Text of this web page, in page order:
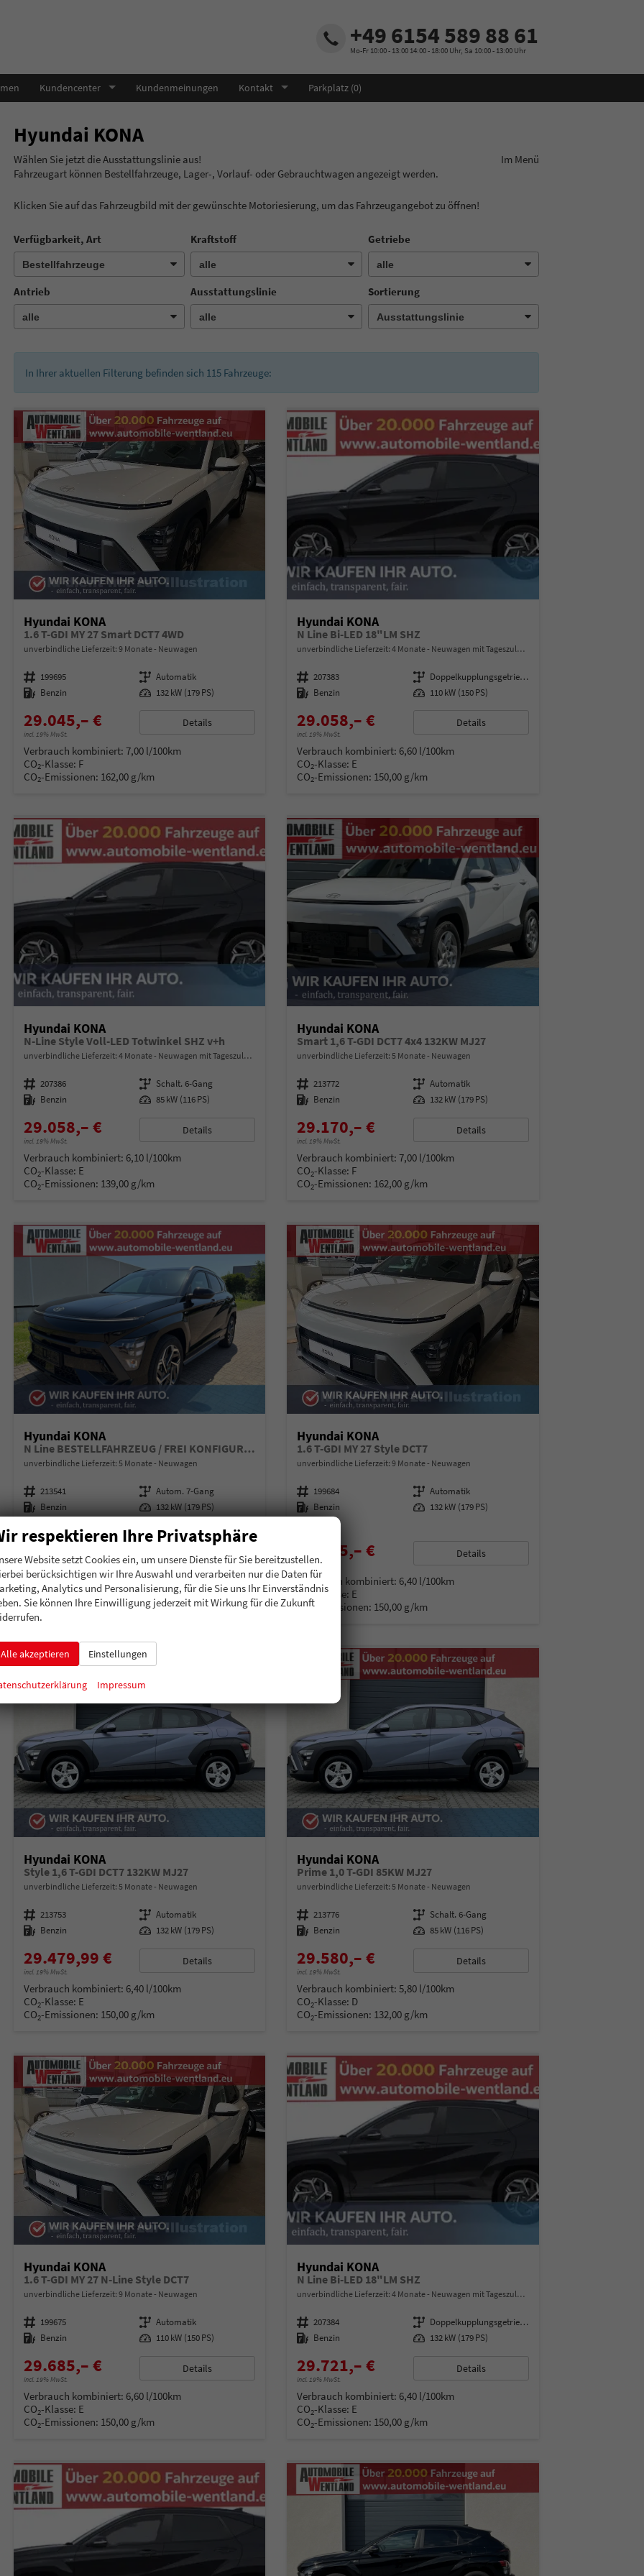
+49 6154 589 88 61
Mo-Fr 10:00 - 13:00 14:00 - 18:00 Uhr, Sa 10:00 - 13:00 Uhr
Kundencenter Kundenmeinungen Kontakt Parkplatz (0)
Hyundai KONA
Wählen Sie jetzt die Ausstattungslinie aus! Im Menü
Fahrzeugart können Bestellfahrzeuge, Lager-, Vorlauf- oder Gebrauchtwagen angezeigt werden.
Klicken Sie auf das Fahrzeugbild mit der gewünschte Motoriesierung, um das Fahrzeugangebot zu öffnen!
Verfügbarkeit, Art Kraftstoff Getriebe
Antrieb Ausstattungslinie Sortierung
In Ihrer aktuellen Filterung befinden sich 115Fahrzeuge:
Hyundai KONA
1.6 T-GDI MY 27 Smart DCT7 4WD
unverbindliche Lieferzeit: 9 Monate Neuwagen
Fahrzeugnummer 199695 Getriebe Automatik
Kraftstoff Benzin Leistung 132 kW (179 PS)
29.045,– €
incl. 19% MwSt.
Details
Verbrauch kombiniert: 7,00 l/100km
CO2-Klasse: F
CO2-Emissionen: 162,00 g/km
Hyundai KONA
N Line Bi-LED 18"LM SHZ
unverbindliche Lieferzeit:4 Monate Neuwagen mit Tageszulassung
Fahrzeugnummer 207383 Getriebe
Doppelkupplungsgetriebe (DSG)
Kraftstoff Benzin Leistung 110 kW (150 PS)
29.058,– €
incl. 19% MwSt.
Details
Verbrauch kombiniert: 6,60 l/100km
CO2-Klasse: E
CO2-Emissionen: 150,00 g/km
Hyundai KONA
N-Line Style Voll-LED Totwinkel SHZ v+h
unverbindliche Lieferzeit: 4 Monate Neuwagen mit Tageszulassung
Fahrzeugnummer 207386 Getriebe Schalt. 6-Gang
Kraftstoff Benzin Leistung 85 kW (116 PS)
29.058,– €
incl. 19% MwSt.
Details
Verbrauch kombiniert: 6,10 l/100km
CO2-Klasse: E
CO2-Emissionen: 139,00 g/km
Hyundai KONA
Smart 1,6 T-GDI DCT7 4x4 132KW MJ27
unverbindliche Lieferzeit:5 Monate Neuwagen
Fahrzeugnummer 213772 Getriebe Automatik
Kraftstoff Benzin Leistung 132 kW (179 PS)
29.170,– €
incl. 19% MwSt.
Details
Verbrauch kombiniert:7,00 l/100km
CO2-Klasse: F
CO2-Emissionen: 162,00 g/km
Hyundai KONA
N Line BESTELLFAHRZEUG / FREI KONFIGURIERBAR
unverbindliche Lieferzeit: 5 Monate Neuwagen
Fahrzeugnummer 213541 Getriebe Autom. 7-Gang
Kraftstoff Benzin Leistung 132 kW (179 PS)
29.289,99 €
incl. 19% MwSt.
Details
Verbrauch kombiniert:6,90 l/100km
CO2-Klasse:E
CO -Emissionen:155,00 g/km
Hyundai KONA
1.6 T-GDI MY 27 Style DCT7
unverbindliche Lieferzeit:9 Monate Neuwagen
Fahrzeugnummer 199684 Getriebe Automatik
Kraftstoff Benzin Leistung 132 kW (179 PS)
29.355,– €
incl. 19% MwSt.
Details
Verbrauch kombiniert: 6,40 l/100km
CO2-Klasse: E
CO -Emissionen: 150,00 g/km
Hyundai KONA
Style 1,6 T-GDI DCT7 132KW MJ27
unverbindliche Lieferzeit: 5 Monate Neuwagen
Fahrzeugnummer 213753 Getriebe Automatik
Kraftstoff Benzin Leistung 132 kW (179 PS)
29.479,99 €
incl. 19% MwSt.
Details
Verbrauch kombiniert: 6,40 l/100km
CO2-Klasse: E
CO2-Emissionen: 150,00 g/km
Hyundai KONA
Prime 1,0 T-GDI 85KW MJ27
unverbindliche Lieferzeit:5 Monate Neuwagen
Fahrzeugnummer 213776 Getriebe Schalt. 6-Gang
Kraftstoff Benzin Leistung 85 kW (116 PS)
29.580,– €
incl. 19% MwSt.
Details
Verbrauch kombiniert:5,80 l/100km
CO2-Klasse: D
CO2-Emissionen: 132,00 g/km
Hyundai KONA
1.6 T-GDI MY 27 N-Line Style DCT7
unverbindliche Lieferzeit: 9 Monate Neuwagen
Fahrzeugnummer 199675 Getriebe Automatik
Kraftstoff Benzin Leistung 110 kW (150 PS)
29.685,– €
incl. 19% MwSt.
Details
Verbrauch kombiniert: 6,60 l/100km
CO2-Klasse: E
CO2-Emissionen: 150,00 g/km
Hyundai KONA
N Line Bi-LED 18"LM SHZ
unverbindliche Lieferzeit:4 Monate Neuwagen mit Tageszulassung
Fahrzeugnummer 207384 Getriebe
Doppelkupplungsgetriebe (DSG)
Kraftstoff Benzin Leistung 132 kW (179 PS)
29.721,– €
incl. 19% MwSt.
Details
Verbrauch kombiniert: 6,40 l/100km
CO2-Klasse: E
CO2-Emissionen: 150,00 g/km
respektieren Ihre Privatsphäre
Website setzt Cookies ein, um unsere Dienste für Sie bereitzustellen.
berücksichtigen wir Ihre Auswahl und verarbeiten nur die Daten für
Analytics und Personalisierung, für die Sie uns Ihr Einverständnis
Sie können Ihre Einwilligung jederzeit mit Wirkung für die Zukunft
Alle akzeptieren Einstellungen
Impressum